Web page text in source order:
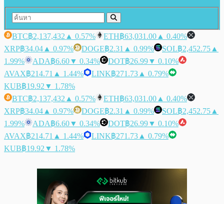
BTC฿2,137,432 ▲ 0.57% ETH฿63,031.00 ▲ 0.40%
XRP฿34.04 ▲ 0.97% DOGE฿2.31 ▲ 0.99% SOL฿2,452.75 ▲
1.99%
ADA฿6.60▼ 0.34% DOT฿26.99▼ 0.10%
AVAX฿214.71 ▲ 1.44% LINK฿271.73 ▲ 0.79%
KUB฿19.92 ▼ 1.78%
BTC฿2,137,432 ▲ 0.57% ETH฿63,031.00 ▲ 0.40%
XRP฿34.04 ▲ 0.97% DOGE฿2.31 ▲ 0.99% SOL฿2,452.75 ▲
1.99%
ADA฿6.60▼ 0.34% DOT฿26.99▼ 0.10%
AVAX฿214.71 ▲ 1.44% LINK฿271.73 ▲ 0.79%
KUB฿19.92 ▼ 1.78%